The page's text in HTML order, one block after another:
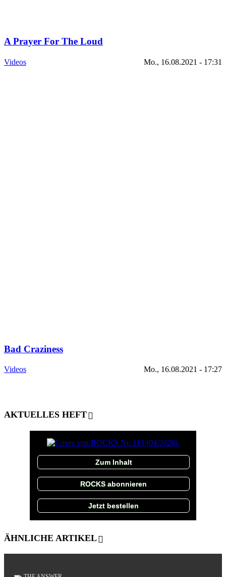
A Prayer For The Loud
Videos Mo., 16.08.2021 - 17:31
Bad Craziness
Videos Mo., 16.08.2021 - 17:27
AKTUELLES HEFT
Zum Inhalt
ROCKS abonnieren
Jetzt bestellen
ÄHNLICHE ARTIKEL